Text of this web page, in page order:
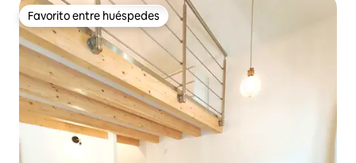
Favorito entre huéspedes
Favorito entre huéspedes